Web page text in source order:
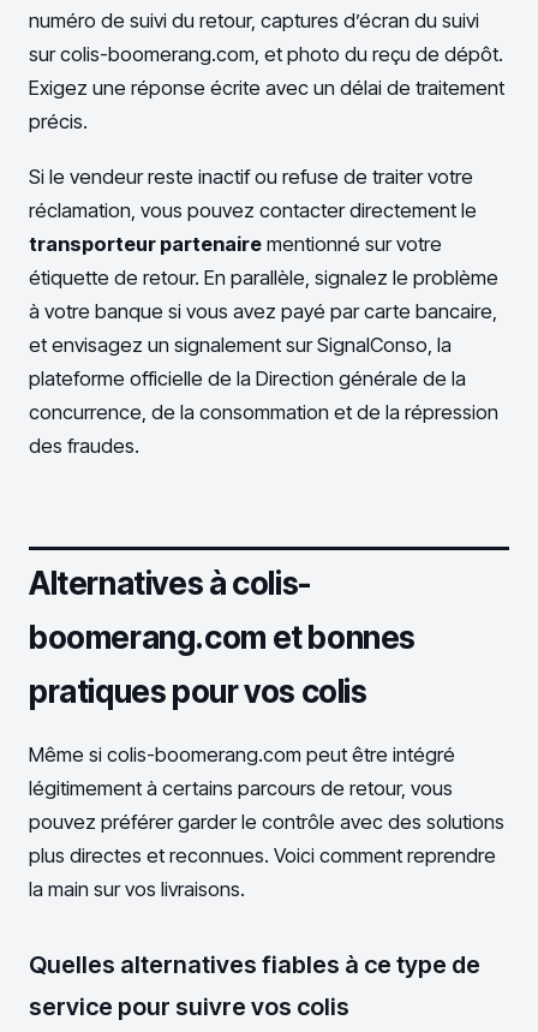
numéro de suivi du retour, captures d’écran du suivi
sur colis-boomerang.com, et photo du reçu de dépôt.
Exigez une réponse écrite avec un délai de traitement
précis.
Si le vendeur reste inactif ou refuse de traiter votre
réclamation, vous pouvez contacter directement le
transporteur partenaire mentionné sur votre
étiquette de retour. En parallèle, signalez le problème
à votre banque si vous avez payé par carte bancaire,
et envisagez un signalement sur SignalConso, la
plateforme officielle de la Direction générale de la
concurrence, de la consommation et de la répression
des fraudes.
Alternatives à colis-
boomerang.com et bonnes
pratiques pour vos colis
Même si colis-boomerang.com peut être intégré
légitimement à certains parcours de retour, vous
pouvez préférer garder le contrôle avec des solutions
plus directes et reconnues. Voici comment reprendre
la main sur vos livraisons.
Quelles alternatives fiables à ce type de
service pour suivre vos colis